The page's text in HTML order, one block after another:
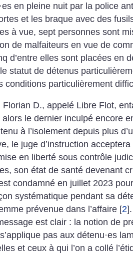
·es en pleine nuit par la police
et les braque avec des
à vue, sept personnes sont
de malfaiteurs en vue de
d’entre elles sont placées en
statut de détenus
conditions particulièrement
Florian D., appelé Libre Flot,
le dernier inculpé encore
à l’isolement depuis plus
le juge d’instruction
en liberté sous contrôle
son état de santé devenant
condamné en juillet 2023
systématique pendant sa
prévenue dans l’affaire [2]
est clair : la notion de
pas aux détenu·es
et ceux à qui l’on a collé